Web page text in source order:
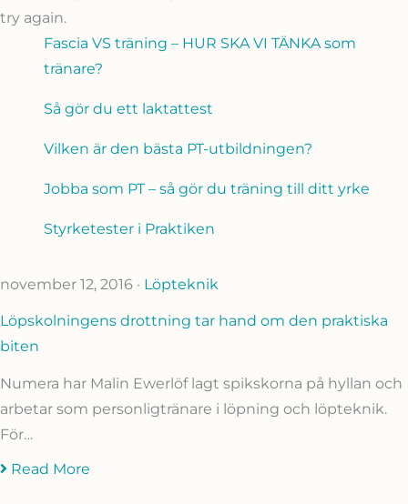
try again.
Fascia VS träning – HUR SKA VI TÄNKA som
tränare?
Så gör du ett laktattest
Vilken är den bästa PT-utbildningen?
Jobba som PT – så gör du träning till ditt yrke
Styrketester i Praktiken
november 12, 2016 · Löpteknik
Löpskolningens drottning tar hand om den praktiska
biten
Numera har Malin Ewerlöf lagt spikskorna på hyllan och
arbetar som personligtränare i löpning och löpteknik.
För…
Read More